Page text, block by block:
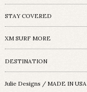
STAY COVERED
XM SURF MORE
DESTINATION
Julie Designs / MADE IN USA